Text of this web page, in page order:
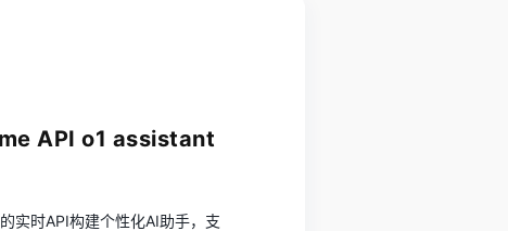
API o1 assistant
实时API构建个性化AI助手，支